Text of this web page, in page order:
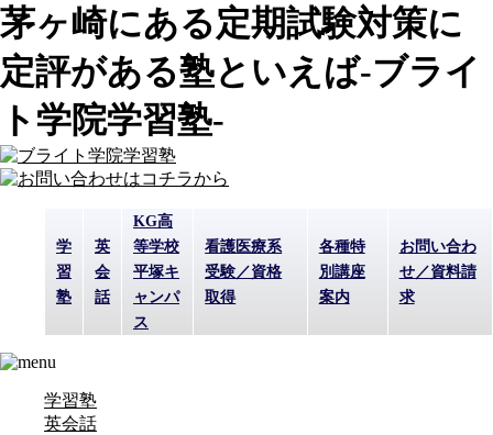
茅ヶ崎にある定期試験対策に
定評がある塾といえば-ブライ
ト学院学習塾-
学
習
塾
英
会
話
KG高
等学校
平塚キ
ャンパ
ス
看護医療系
受験／資格
取得
各種特
別講座
案内
お問い合わ
せ／資料請
求
学習塾
英会話